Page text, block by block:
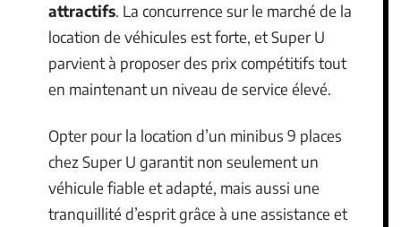
attractifs. La concurrence sur le marché de la
location de véhicules est forte, et Super U
parvient à proposer des prix compétitifs tout
en maintenant un niveau de service élevé.
Opter pour la location d’un minibus 9 places
chez Super U garantit non seulement un
véhicule fiable et adapté, mais aussi une
tranquillité d’esprit grâce à une assistance et